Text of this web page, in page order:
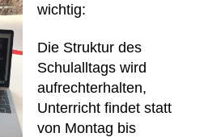
wichtig:
Die Struktur des
Schulalltags wird
aufrechterhalten,
Unterricht findet statt
von Montag bis